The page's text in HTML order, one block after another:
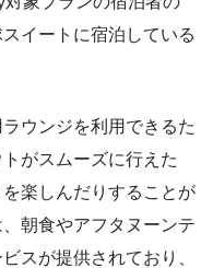
イートに宿泊している
ウンジを利用できるた
がスムーズに行えた
楽しんだりすることが
朝食やアフタヌーンテ
スが提供されており、